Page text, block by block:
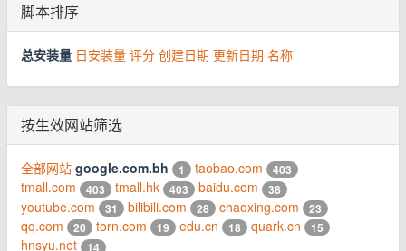
脚本排序
总安装量 日安装量 评分 创建日期 更新日期 名称
按生效网站筛选
全部网站 google.com.bh 1 taobao.com 403
tmall.com 403 tmall.hk 403 baidu.com 38
youtube.com 31 bilibili.com 28 chaoxing.com 23
qq.com 20 torn.com 19 edu.cn 18 quark.cn 15
hnsyu.net 14